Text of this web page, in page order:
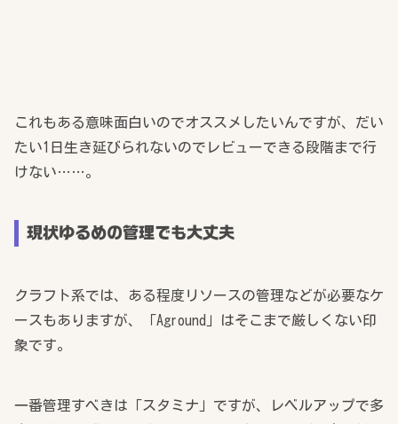
これもある意味面白いのでオススメしたいんですが、だい
たい1日生き延びられないのでレビューできる段階まで行
けない……。
現状ゆるめの管理でも大丈夫
クラフト系では、ある程度リソースの管理などが必要なケ
ースもありますが、「Aground」はそこまで厳しくない印
象です。
一番管理すべきは「スタミナ」ですが、レベルアップで多